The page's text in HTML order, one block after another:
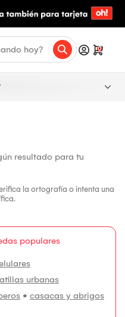
0
resultado para tu
la ortografía o intenta una
populares
urbanas
• casacas y abrigos